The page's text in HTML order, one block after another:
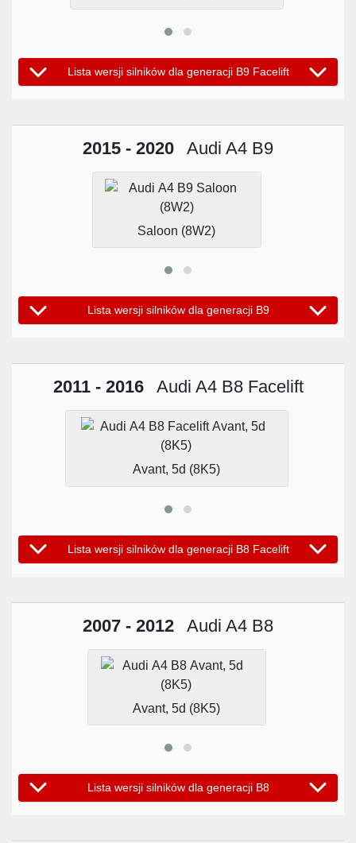
Lista wersji silników dla generacji B9 Facelift
2015 - 2020 Audi A4 B9
Saloon (8W2)
Lista wersji silników dla generacji B9
2011 - 2016 Audi A4 B8 Facelift
Avant, 5d (8K5)
Lista wersji silników dla generacji B8 Facelift
2007 - 2012 Audi A4 B8
Avant, 5d (8K5)
Lista wersji silników dla generacji B8